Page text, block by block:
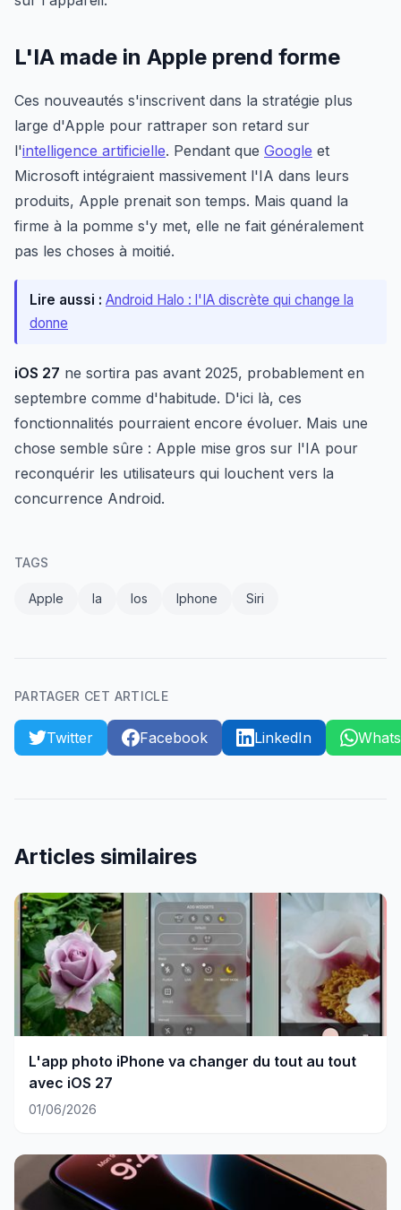
L'IA made in Apple prend forme
Ces nouveautés s'inscrivent dans la stratégie plus
large d'Apple pour rattraper son retard sur
l'intelligence artificielle. Pendant que Google et
Microsoft intégraient massivement l'IA dans leurs
produits, Apple prenait son temps. Mais quand la
firme à la pomme s'y met, elle ne fait généralement
pas les choses à moitié.
Lire aussi : Android Halo : l'IA discrète qui change la
donne
iOS 27 ne sortira pas avant 2025, probablement en
septembre comme d'habitude. D'ici là, ces
fonctionnalités pourraient encore évoluer. Mais une
chose semble sûre : Apple mise gros sur l'IA pour
reconquérir les utilisateurs qui louchent vers la
concurrence Android.
TAGS
Apple Ia Ios Iphone Siri
PARTAGER CET ARTICLE
Twitter Facebook LinkedIn
Articles similaires
L'app photo iPhone va changer du tout au tout
avec iOS 27
01/06/2026